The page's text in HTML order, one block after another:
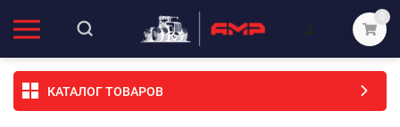
0
КАТАЛОГ ТОВАРОВ